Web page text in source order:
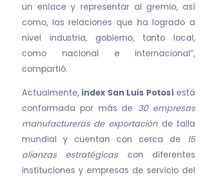
un enlace y representar al gremio, así
como, las relaciones que ha logrado a
nivel industria, gobierno, tanto local,
como nacional e internacional”,
compartió.
Actualmente, index San Luis Potosí está
conformada por más de 30 empresas
manufactureras de exportación de talla
mundial y cuentan con cerca de
15
alianzas estratégicas con diferentes
instituciones y empresas de servicio del